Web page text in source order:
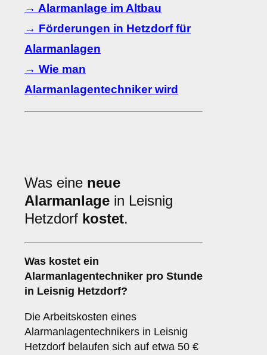
→ Alarmanlage im Altbau
→ Förderungen in Hetzdorf für
Alarmanlagen
→ Wie man
Alarmanlagentechniker wird
Was eine neue
Alarmanlage in Leisnig
Hetzdorf kostet.
Was kostet ein
Alarmanlagentechniker pro Stunde
in Leisnig Hetzdorf?
Die Arbeitskosten eines
Alarmanlagentechnikers in Leisnig
Hetzdorf belaufen sich auf etwa 50 €